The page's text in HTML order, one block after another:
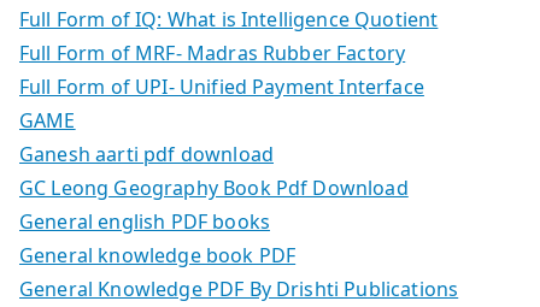
Full Form of IQ: What is Intelligence Quotient
Full Form of MRF- Madras Rubber Factory
Full Form of UPI- Unified Payment Interface
GAME
Ganesh aarti pdf download
GC Leong Geography Book Pdf Download
General english PDF books
General knowledge book PDF
General Knowledge PDF By Drishti Publications